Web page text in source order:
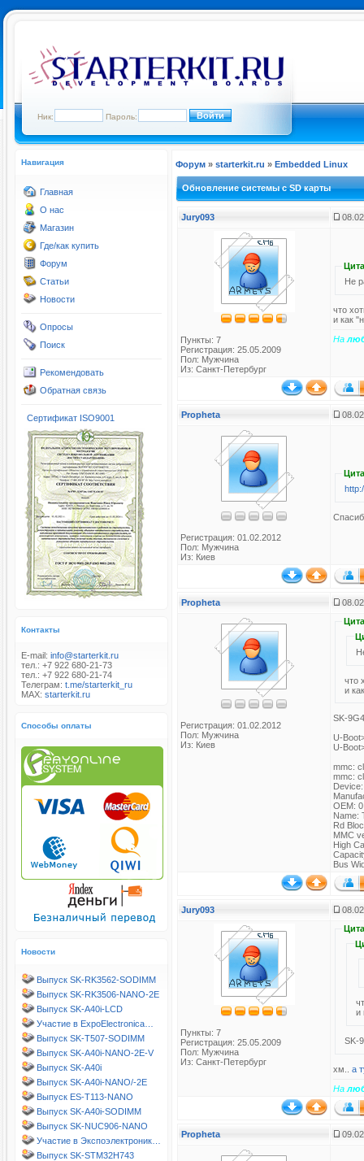
Ник: Пароль:
Навигация
Главная
О нас
Магазин
Где/как купить
Форум
Статьи
Новости
Опросы
Поиск
Рекомендовать
Обратная связь
Сертификат ISO9001
Контакты
E-mail: info@starterkit.ru
тел.: +7 922 680-21-73
тел.: +7 922 680-21-74
Телеграм: t.me/starterkit_ru
MAX: starterkit.ru
Способы оплаты
Новости
Выпуск SK-RK3562-SODIMM
Выпуск SK-RK3506-NANO-2E
Выпуск SK-A40i-LCD
Участие в ExpoElectronica…
Выпуск SK-T507-SODIMM
Выпуск SK-A40i-NANO-2E-V
Выпуск SK-A40i
Выпуск SK-A40i-NANO/-2E
Выпуск ES-T113-NANO
Выпуск SK-A40i-SODIMM
Выпуск SK-NUC906-NANO
Участие в Экспоэлектроник…
Выпуск SK-STM32H743
Форум » starterkit.ru » Embedded Linux
Обновление системы с SD карты
Jury093
Пункты: 7
Регистрация: 25.05.2009
Пол: Мужчина
Из: Санкт-Петербург
Не
что
и как
На
Propheta
Регистрация: 01.02.2012
Пол: Мужчина
Из: Киев
Propheta
Регистрация: 01.02.2012
Пол: Мужчина
Из: Киев
что
и
SK-
U-
U-
mmc:
mmc:
OEM: 0
Name:
Rd
MMC
High
Bus
Jury093
Пункты: 7
Регистрация: 25.05.2009
Пол: Мужчина
Из: Санкт-Петербург
и
SK-
хм.. а
На
Propheta